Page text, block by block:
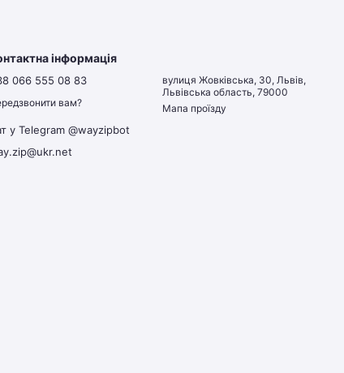
інформація
066 555 08 83
вам?
у Telegram @wayzipbot
вулиця Жовківська, 30, Львів,
Львівська область, 79000
Мапа проїзду